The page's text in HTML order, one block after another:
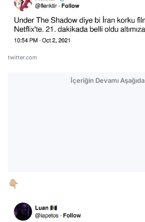
twitter.com
İçeriğin Devamı Aşağıda
👇🏼